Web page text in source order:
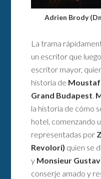
Adrien Brody
La trama
un escritor que
escritor mayor,
historia de
Grand Budapest.
la historia de cómo
hotel, comenzando
representadas por
Revolori) quien se
y Monsieur
conserje amado y